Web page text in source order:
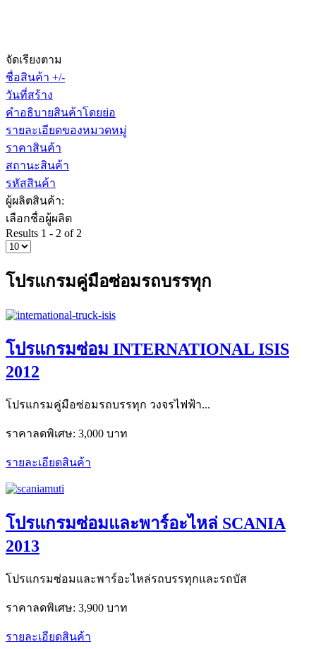
จัดเรียงตาม
ชื่อสินค้า +/-
วันที่สร้าง
คำอธิบายสินค้าโดยย่อ
รายละเอียดของหมวดหมู่
ราคาสินค้า
สถานะสินค้า
รหัสสินค้า
ผู้ผลิตสินค้า:
เลือกชื่อผู้ผลิต
Results 1 - 2 of 2
โปรแกรมคู่มือซ่อมรถบรรทุก
โปรแกรมซ่อม INTERNATIONAL ISIS
2012
โปรแกรมคู่มือซ่อมรถบรรทุก วงจรไฟฟ้า...
ราคาลดพิเศษ: 3,000 บาท
รายละเอียดสินค้า
โปรแกรมซ่อมและพาร์อะไหล่ SCANIA
2013
โปรแกรมซ่อมและพาร์อะไหล่รถบรรทุกและรถบัส
ราคาลดพิเศษ: 3,900 บาท
รายละเอียดสินค้า